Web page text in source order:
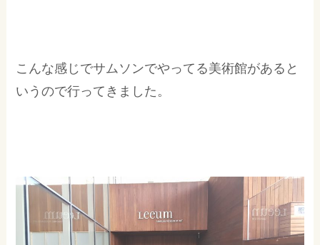
こんな感じでサムソンでやってる美術館があると
いうので行ってきました。